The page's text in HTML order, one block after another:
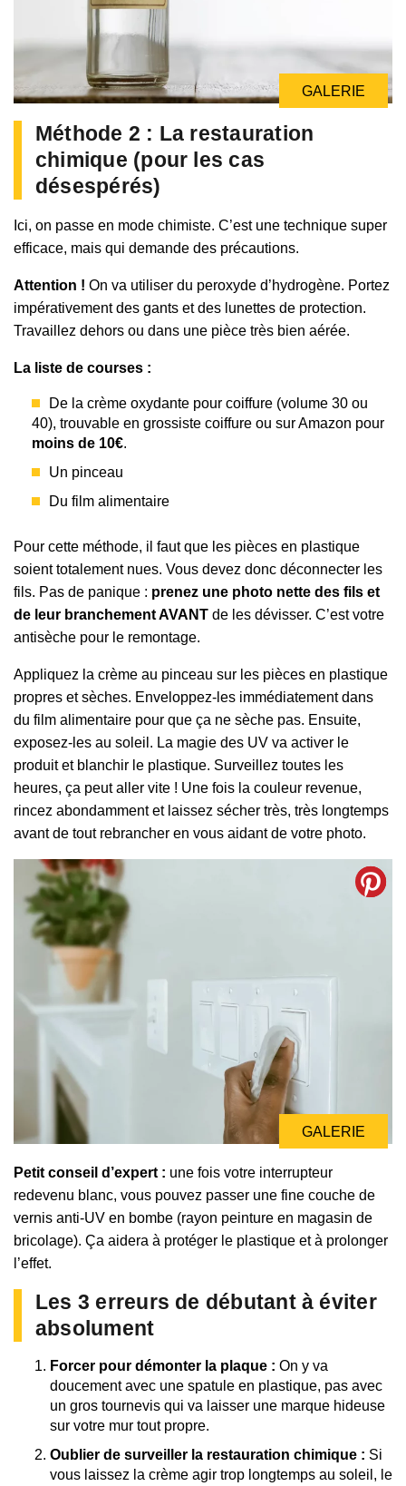
GALERIE
GALERIE
Méthode 2 : La restauration
chimique (pour les cas
désespérés)
Ici, on passe en mode chimiste. C’est une technique super
efficace, mais qui demande des précautions.
Attention ! On va utiliser du peroxyde d’hydrogène. Portez
impérativement des gants et des lunettes de protection.
Travaillez dehors ou dans une pièce très bien aérée.
La liste de courses :
De la crème oxydante pour coiffure (volume 30 ou
40), trouvable en grossiste coiffure ou sur Amazon pour
moins de 10€.
Un pinceau
Du film alimentaire
Pour cette méthode, il faut que les pièces en plastique
soient totalement nues. Vous devez donc déconnecter les
fils. Pas de panique : prenez une photo nette des fils et
de leur branchement AVANT de les dévisser. C’est votre
antisèche pour le remontage.
Appliquez la crème au pinceau sur les pièces en plastique
propres et sèches. Enveloppez-les immédiatement dans
du film alimentaire pour que ça ne sèche pas. Ensuite,
exposez-les au soleil. La magie des UV va activer le
produit et blanchir le plastique. Surveillez toutes les
heures, ça peut aller vite ! Une fois la couleur revenue,
rincez abondamment et laissez sécher très, très longtemps
avant de tout rebrancher en vous aidant de votre photo.
GALERIE
GALERIE
Petit conseil d’expert : une fois votre interrupteur
redevenu blanc, vous pouvez passer une fine couche de
vernis anti-UV en bombe (rayon peinture en magasin de
bricolage). Ça aidera à protéger le plastique et à prolonger
l’effet.
Les 3 erreurs de débutant à éviter
absolument
Forcer pour démonter la plaque : On y va
doucement avec une spatule en plastique, pas avec
un gros tournevis qui va laisser une marque hideuse
sur votre mur tout propre.
Oublier de surveiller la restauration chimique : Si
vous laissez la crème agir trop longtemps au soleil, le